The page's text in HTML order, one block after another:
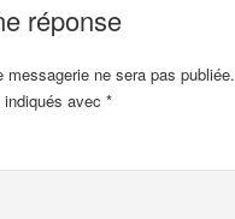
réponse
messagerie ne sera pas publiée.
avec *